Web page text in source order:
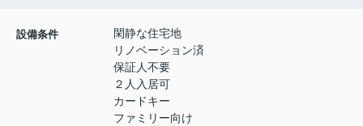
設備条件
閑静な住宅地
リノベーション済
保証人不要
２人入居可
カードキー
ファミリー向け